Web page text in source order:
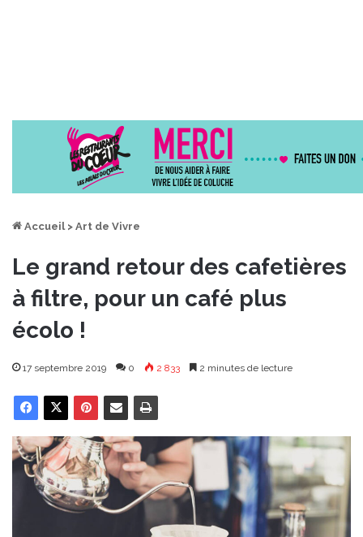
Accueil > Art de Vivre
Le grand retour des cafetières
à filtre, pour un café plus
écolo !
17 septembre 2019 0 2 833 2 minutes de lecture